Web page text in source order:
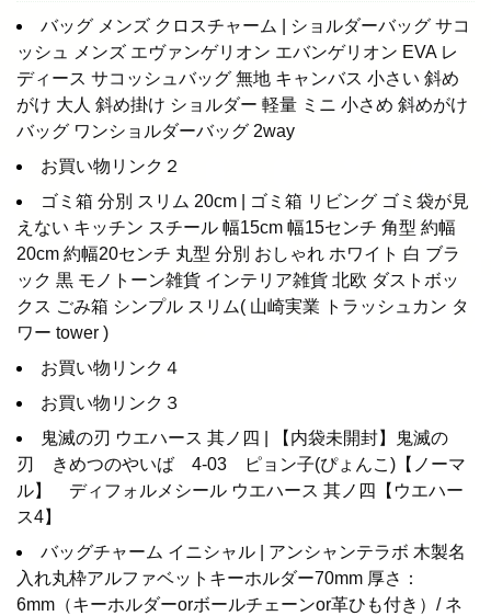
バッグ メンズ クロスチャーム | ショルダーバッグ サコ
ッシュ メンズ エヴァンゲリオン エバンゲリオン EVA レ
ディース サコッシュバッグ 無地 キャンバス 小さい 斜め
がけ 大人 斜め掛け ショルダー 軽量 ミニ 小さめ 斜めがけ
バッグ ワンショルダーバッグ 2way
お買い物リンク２
ゴミ箱 分別 スリム 20cm | ゴミ箱 リビング ゴミ袋が見
えない キッチン スチール 幅15cm 幅15センチ 角型 約幅
20cm 約幅20センチ 丸型 分別 おしゃれ ホワイト 白 ブラ
ック 黒 モノトーン雑貨 インテリア雑貨 北欧 ダストボッ
クス ごみ箱 シンプル スリム( 山崎実業 トラッシュカン タ
ワー tower )
お買い物リンク４
お買い物リンク３
鬼滅の刃 ウエハース 其ノ四 | 【内袋未開封】鬼滅の
刃 きめつのやいば 4-03 ピョン子(ぴょんこ)【ノーマ
ル】 ディフォルメシール ウエハース 其ノ四【ウエハー
ス4】
バッグチャーム イニシャル | アンシャンテラボ 木製名
入れ丸枠アルファベットキーホルダー70mm 厚さ：
6mm（キーホルダーorボールチェーンor革ひも付き）/ ネ